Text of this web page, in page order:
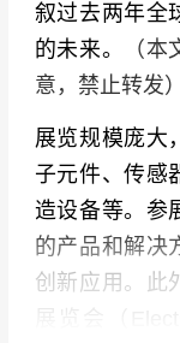
叙过去两年全
的未来。
（
意，禁止转发）
展览规模庞大
子元件、传感
造设备等。参
的产品和解决
创新应用。此